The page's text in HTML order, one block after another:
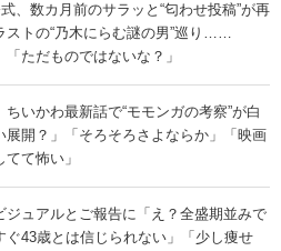
式、数カ月前のサラッと“匂わせ投稿”が再
トの“乃木にらむ謎の男”巡り……
「ただものではないな？」
ちいかわ最新話で“モモンガの考察”が白
開？」「そろそろさよならか」「映画
て怖い」
ジュアルとご報告に「え？全盛期並みで
ぐ43歳とは信じられない」「少し痩せ